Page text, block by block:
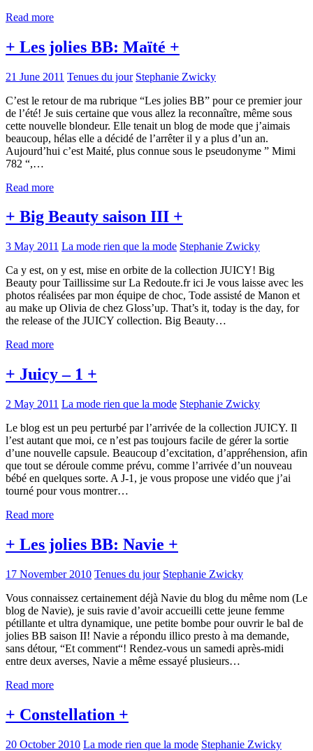
Read more
+ Les jolies BB: Maïté +
21 June 2011 Tenues du jour Stephanie Zwicky
C’est le retour de ma rubrique “Les jolies BB” pour ce premier jour
de l’été! Je suis certaine que vous allez la reconnaître, même sous
cette nouvelle blondeur. Elle tenait un blog de mode que j’aimais
beaucoup, hélas elle a décidé de l’arrêter il y a plus d’un an.
Aujourd’hui c’est Maité, plus connue sous le pseudonyme ” Mimi
782 “,…
Read more
+ Big Beauty saison III +
3 May 2011 La mode rien que la mode Stephanie Zwicky
Ca y est, on y est, mise en orbite de la collection JUICY! Big
Beauty pour Taillissime sur La Redoute.fr ici Je vous laisse avec les
photos réalisées par mon équipe de choc, Tode assisté de Manon et
au make up Olivia de chez Gloss’up. That’s it, today is the day, for
the release of the JUICY collection. Big Beauty…
Read more
+ Juicy – 1 +
2 May 2011 La mode rien que la mode Stephanie Zwicky
Le blog est un peu perturbé par l’arrivée de la collection JUICY. Il
l’est autant que moi, ce n’est pas toujours facile de gérer la sortie
d’une nouvelle capsule. Beaucoup d’excitation, d’appréhension, afin
que tout se déroule comme prévu, comme l’arrivée d’un nouveau
bébé en quelques sorte. A J-1, je vous propose une vidéo que j’ai
tourné pour vous montrer…
Read more
+ Les jolies BB: Navie +
17 November 2010 Tenues du jour Stephanie Zwicky
Vous connaissez certainement déjà Navie du blog du même nom (Le
blog de Navie), je suis ravie d’avoir accueilli cette jeune femme
pétillante et ultra dynamique, une petite bombe pour ouvrir le bal de
jolies BB saison II! Navie a répondu illico presto à ma demande,
sans détour, “Et comment“! Rendez-vous un samedi après-midi
entre deux averses, Navie a même essayé plusieurs…
Read more
+ Constellation +
20 October 2010 La mode rien que la mode Stephanie Zwicky